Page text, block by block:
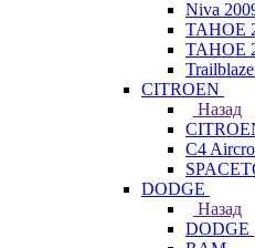
Niva
TAHOE
TAHOE
CITROEN
Назад
C4
DODGE
Назад
DODGE